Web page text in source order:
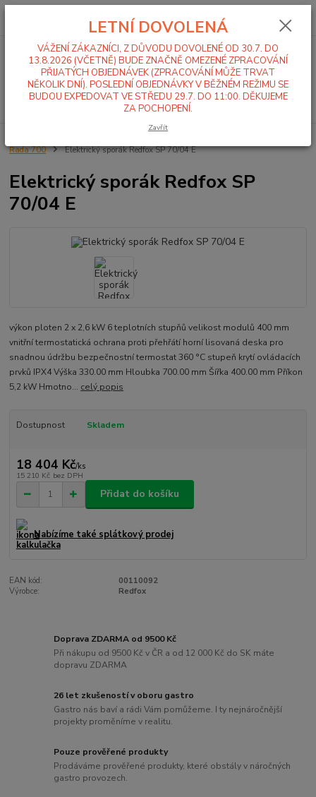
Menu
Hledat
0,00 Kč
Řada 700
Elektrický sporák Redfox SP 70/04 E
Elektrický sporák Redfox SP
70/04 E
výkon ploten 2 x 2,6 kW 6 teplotních stupňů velikost modulů 400 mm
vnitřní termostatická ochrana proti přehřátí horní lisovaná deska pro
snadnou údržbu bezpečnostní termostat 360 °C stupeň krytí ovládacích
prvků IPX4 Výška 330.00 mm Hloubka 700.00 mm Šířka 400.00 mm Příkon
5,2 kW Hmotno... celý popis
Dostupnost Skladem
18 404 Kč/ks
15 210 Kč bez DPH
Přidat do košíku
Nabízíme také splátkový prodej
EAN kód:
00110092
Výrobce:
Redfox
Doprava ZDARMA od 9500 Kč
Při nákupu od 9500 Kč v ČR a od 12 000 Kč do SK máte
dopravu ZDARMA
26 let zkušeností v oboru gastro
Gastro nás baví a rádi Vám pomůžeme. I ty nejnáročnější
projekty proměníme v realitu.
Pouze prověřené produkty
Prodáváme prověřené produkty, které obstály v náročných
gastro provozech.
LETNÍ DOVOLENÁ
VÁŽENÍ ZÁKAZNÍCI, Z DŮVODU DOVOLENÉ OD 30.7. DO
13.8.2026 (VČETNĚ) BUDE ZNAČNĚ OMEZENÉ ZPRACOVÁNÍ
PŘIJATÝCH OBJEDNÁVEK (ZPRACOVÁNÍ MŮŽE TRVAT
NĚKOLIK DNÍ). POSLEDNÍ OBJEDNÁVKY V BĚŽNÉM REŽIMU SE
BUDOU EXPEDOVAT VE STŘEDU 29.7. DO 11:00. DĚKUJEME
ZA POCHOPENÍ.
Zavřít